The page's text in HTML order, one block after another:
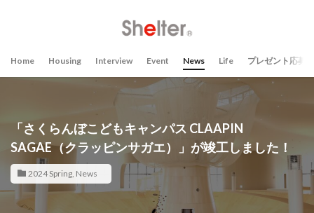
Home Housing Interview Event News Life プレゼント応募
「さくらんぼこどもキャンパス CLAAPIN
SAGAE（クラッピンサガエ）」が竣工しました！
2024 Spring, News